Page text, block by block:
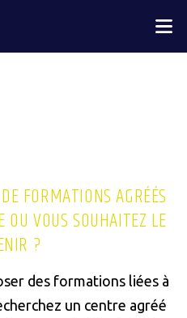
FORMATIONS AGRÉÉS
OU VOUS SOUHAITEZ LE
?
des formations liées à
un centre agréé